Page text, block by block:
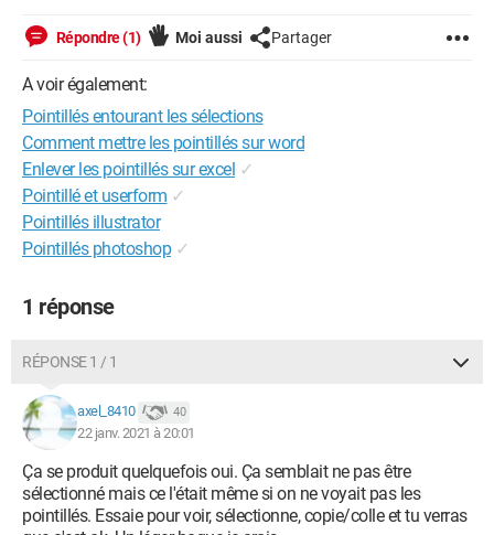
Répondre (1) Moi aussi Partager
A voir également:
Pointillés entourant les sélections
Comment mettre les pointillés sur word
Enlever les pointillés sur excel ✓
Pointillé et userform ✓
Pointillés illustrator
Pointillés photoshop ✓
1 réponse
RÉPONSE 1 / 1
axel_8410 40
22 janv. 2021 à 20:01
Ça se produit quelquefois oui. Ça semblait ne pas être
sélectionné mais ce l'était même si on ne voyait pas les
pointillés. Essaie pour voir, sélectionne, copie/colle et tu verras